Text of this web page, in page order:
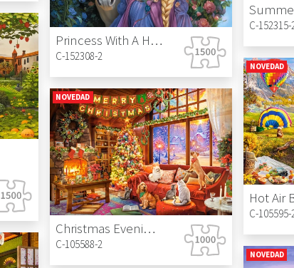
C-152315-
Princess With A Horse
C-152308-2
NOVEDAD
C-105595-
NOVEDAD
Christmas Evening With Pets
C-105588-2
NOVEDAD